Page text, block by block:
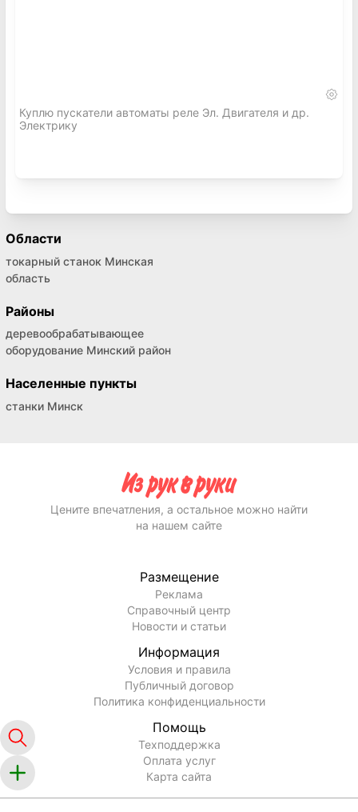
Куплю пускатели автоматы реле Эл. Двигателя и др.
Электрику
Области
токарный станок Минская
область
Районы
деревообрабатывающее
оборудование Минский район
Населенные пункты
станки Минск
Цените впечатления, а остальное можно найти
на нашем сайте
Размещение
Реклама
Справочный центр
Новости и статьи
Информация
Условия и правила
Публичный договор
Политика конфиденциальности
Помощь
Техподдержка
Оплата услуг
Карта сайта